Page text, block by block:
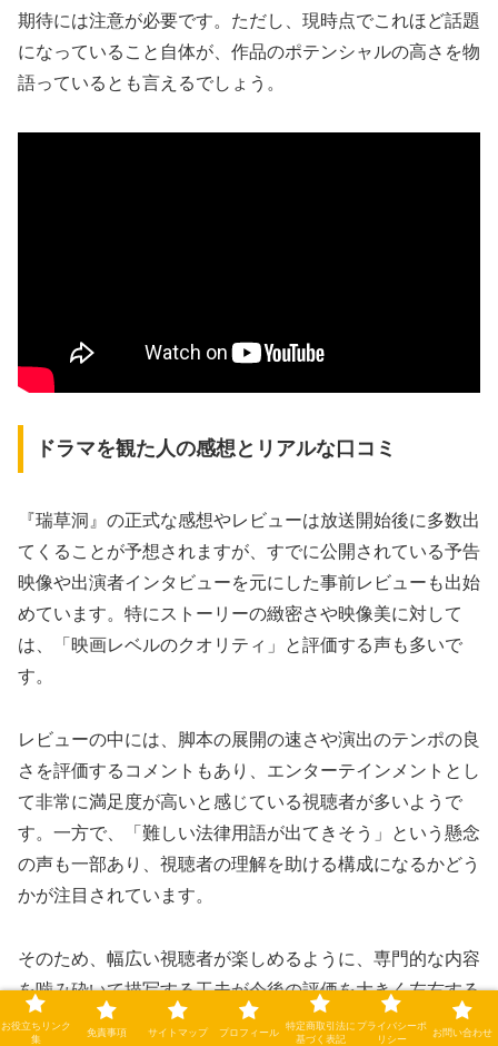
期待には注意が必要です。ただし、現時点でこれほど話題
になっていること自体が、作品のポテンシャルの高さを物
語っているとも言えるでしょう。
ドラマを観た人の感想とリアルな口コミ
『瑞草洞』の正式な感想やレビューは放送開始後に多数出
てくることが予想されますが、すでに公開されている予告
映像や出演者インタビューを元にした事前レビューも出始
めています。特にストーリーの緻密さや映像美に対して
は、「映画レベルのクオリティ」と評価する声も多いで
す。
レビューの中には、脚本の展開の速さや演出のテンポの良
さを評価するコメントもあり、エンターテインメントとし
て非常に満足度が高いと感じている視聴者が多いようで
す。一方で、「難しい法律用語が出てきそう」という懸念
の声も一部あり、視聴者の理解を助ける構成になるかどう
かが注目されています。
そのため、幅広い視聴者が楽しめるように、専門的な内容
を噛み砕いて描写する工夫が今後の評価を大きく左右する
ポイントとなるでしょう。いずれにしても、今後の感想や
お役立ちリンク
集
免責事項 サイトマップ プロフィール
特定商取引法に
基づく表記
プライバシーポ
リシー
お問い合わせ